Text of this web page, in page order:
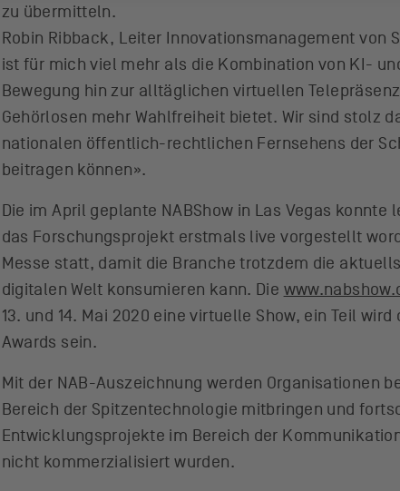
zu übermitteln.
Robin Ribback, Leiter Innovationsmanagement von
ist für mich viel mehr als die Kombination von KI-
Bewegung hin zur alltäglichen virtuellen
Gehörlosen mehr Wahlfreiheit bietet. Wir sind stolz
nationalen öffentlich-rechtlichen Fernsehens der
beitragen können».
Die im April geplante NABShow in Las Vegas
das Forschungsprojekt erstmals live vorgestellt
Messe statt, damit die Branche trotzdem die
digitalen Welt konsumieren kann. Die
13. und 14. Mai 2020 eine virtuelle Show, ein Teil
Awards sein.
Mit der NAB-Auszeichnung werden Organisationen
Bereich der Spitzentechnologie mitbringen und
Entwicklungsprojekte im Bereich der
nicht kommerzialisiert wurden.